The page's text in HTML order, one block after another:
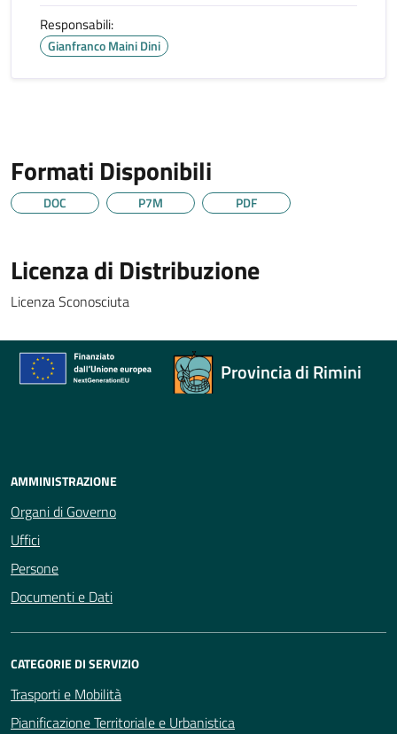
Responsabili:
Gianfranco Maini Dini
Formati Disponibili
DOC P7M PDF
Licenza di Distribuzione
Licenza Sconosciuta
Provincia di Rimini
AMMINISTRAZIONE
Organi di Governo
Uffici
Persone
Documenti e Dati
CATEGORIE DI SERVIZIO
Trasporti e Mobilità
Pianificazione Territoriale e Urbanistica